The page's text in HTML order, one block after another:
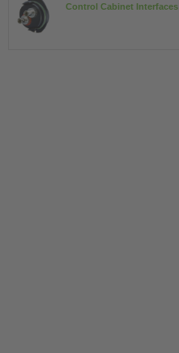
Control Cabinet Interfaces